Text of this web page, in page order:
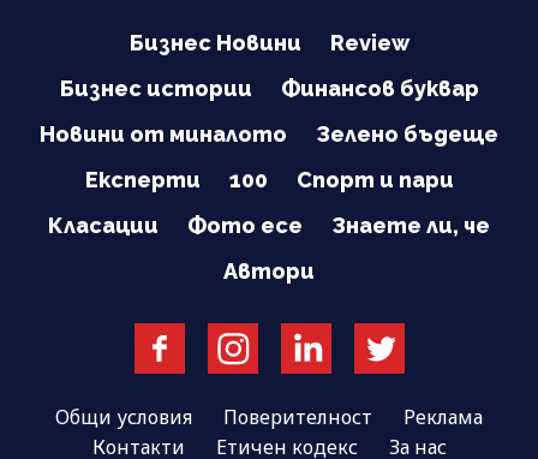
Бизнес Новини
Review
Бизнес истории
Финансов буквар
Новини от миналото
Зелено бъдеще
Експерти
100
Спорт и пари
Класации
Фото есе
Знаете ли, че
Автори
Общи условия Поверителност
Реклама
Контакти
Етичен кодекс За нас